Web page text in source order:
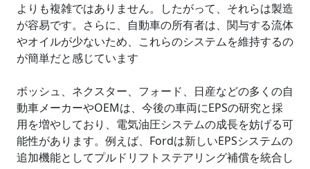
よりも複雑ではありません。したがって、それらは製造
が容易です。さらに、自動車の所有者は、関与する流体
やオイルが少ないため、これらのシステムを維持するの
が簡単だと感じています
ボッシュ、ネクスター、フォード、日産などの多くの自
動車メーカーやOEMは、今後の車両にEPSの研究と採
用を増やしており、電気油圧システムの成長を妨げる可
能性があります。例えば、Fordは新しいEPSシステムの
追加機能としてプルドリフトステアリング補償を統合し